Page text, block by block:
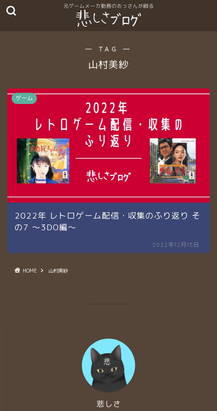
― TAG ―
山村美紗
ゲーム
2022年 レトロゲーム配信・収集のふり返り そ
の7 〜3DO編〜
2022年12月15日
HOME 山村美紗
悲しさ